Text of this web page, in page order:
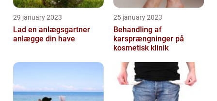
29 january 2023
Lad en anlægsgartner
anlægge din have
25 january 2023
Behandling af
karsprængninger på
kosmetisk klinik